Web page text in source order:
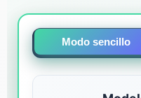
Modo sencillo